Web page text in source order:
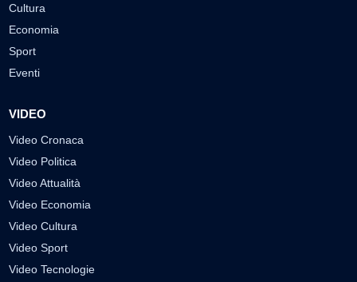
Cultura
Economia
Sport
Eventi
VIDEO
Video Cronaca
Video Politica
Video Attualità
Video Economia
Video Cultura
Video Sport
Video Tecnologie